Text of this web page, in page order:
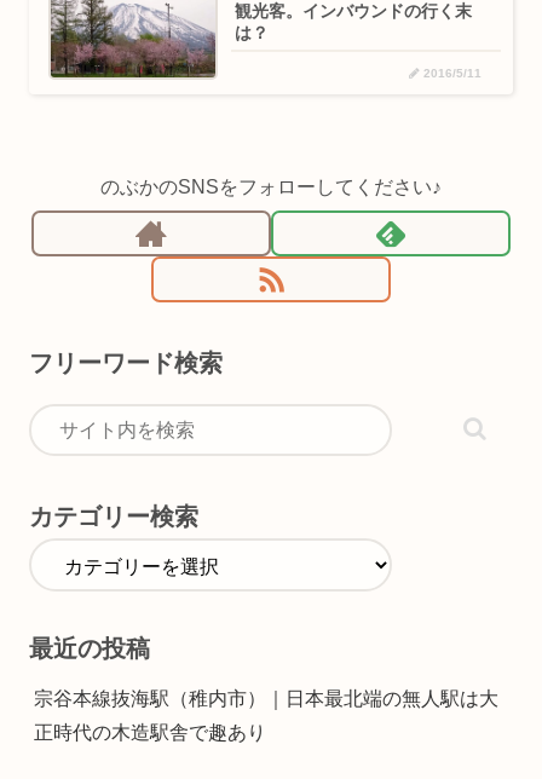
観光客。インバウンドの行く末
は？
2016/5/11
のぶかのSNSをフォローしてください♪
フリーワード検索
カテゴリー検索
最近の投稿
宗谷本線抜海駅（稚内市）｜日本最北端の無人駅は大
正時代の木造駅舎で趣あり